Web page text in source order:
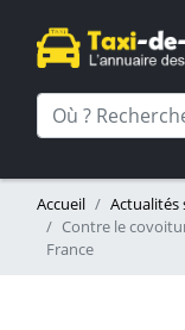
Accueil
Actualités
Contre le
France